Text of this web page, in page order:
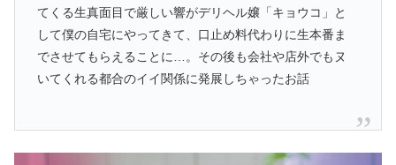
てくる生真面目で厳しい響がデリヘル嬢「キョウコ」と
して僕の自宅にやってきて、口止め料代わりに生本番ま
でさせてもらえることに…。その後も会社や店外でもヌ
いてくれる都合のイイ関係に発展しちゃったお話